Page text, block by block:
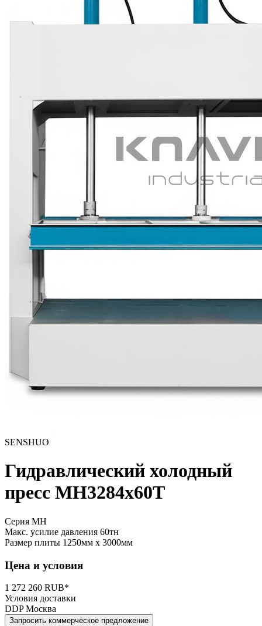
SENSHUO
Гидравлический холодный
пресс MH3284x60T
Серия MH
Макс. усилие давления 60тн
Размер плиты 1250мм x 3000мм
Цена и условия
1 272 260 RUB*
Условия доставки
DDP Москва
Запросить коммерческое предложение